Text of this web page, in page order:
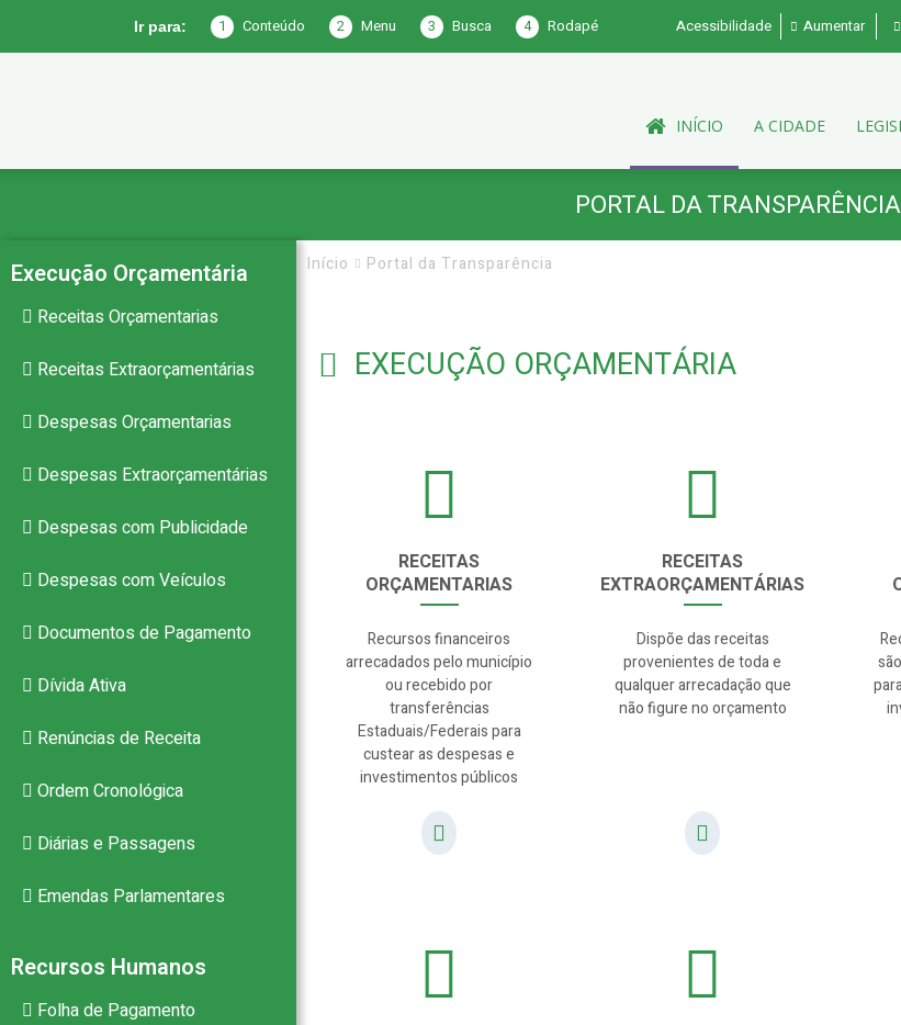
Ir para: 1 Conteúdo 2 Menu 3 Busca 4 Rodapé Acessibilidade Aumentar
–
PB
INÍCIO A CIDADE
PORTAL DA TRANSPARÊNCIA
Início Portal da Transparência
Execução Orçamentária
Receitas Orçamentarias
Receitas Extraorçamentárias
Despesas Orçamentarias
Despesas Extraorçamentárias
Despesas com Publicidade
Despesas com Veículos
Documentos de Pagamento
Dívida Ativa
Renúncias de Receita
Ordem Cronológica
Diárias e Passagens
Emendas Parlamentares
Recursos Humanos
Folha de Pagamento
EXECUÇÃO ORÇAMENTÁRIA
RECEITAS
ORÇAMENTARIAS
Recursos financeiros
arrecadados pelo município
ou recebido por
transferências
Estaduais/Federais para
custear as despesas e
investimentos públicos
RECEITAS
EXTRAORÇAMENTÁRIAS
Dispõe das receitas
provenientes de toda e
qualquer arrecadação que
não figure no orçamento